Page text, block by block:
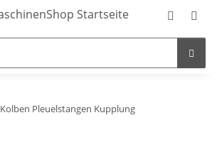
Kolben Pleuelstangen Kupplung